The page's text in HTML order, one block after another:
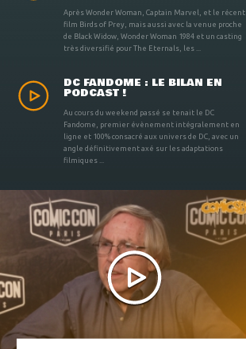
Après Wonder Woman, Captain Marvel, et le récent
film Birds of Prey, mais aussi avec la venue proche
de Black Widow, Wonder Woman 1984 et un casting
très diversifié pour The Eternals, les ...
DC FANDOME : LE BILAN EN
PODCAST !
Au cours du weekend passé se tenait le DC
Fandome, premier évènement intégralement en
ligne et 100% consacré aux univers de DC, avec un
angle définitivement axé sur les adaptations
filmiques ...